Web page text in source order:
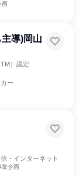
画
導)岡山
）認定
ー
・インターネット
業企画